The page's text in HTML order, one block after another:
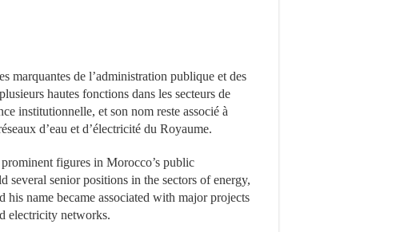
marquantes de l’administration publique et des
hautes fonctions dans les secteurs de
institutionnelle, et son nom reste associé à
d’eau et d’électricité du Royaume.
figures in Morocco’s public
several senior positions in the sectors of energy,
name became associated with major projects
electricity networks.